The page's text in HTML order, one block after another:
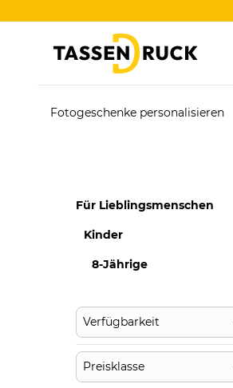
Fotogeschenke personalisieren
Für Lieblingsmenschen
Kinder
8-Jährige
Verfügbarkeit
Preisklasse